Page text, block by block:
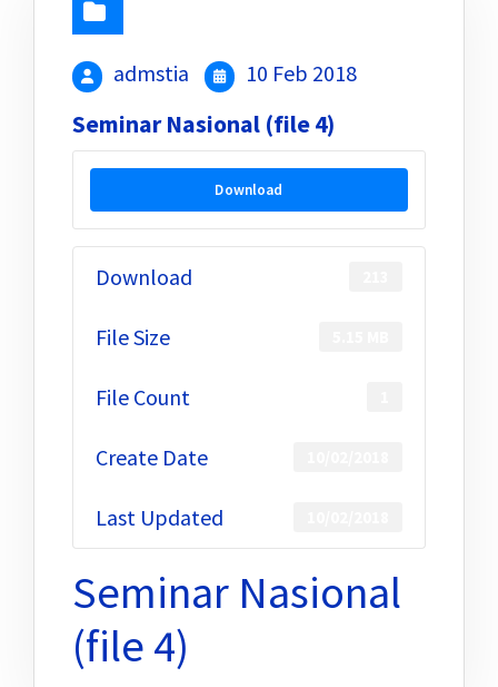
admstia 10 Feb 2018
Seminar Nasional (file 4)
Download
Download
File Size
File Count
Create Date
Last Updated
Seminar Nasional
(file 4)